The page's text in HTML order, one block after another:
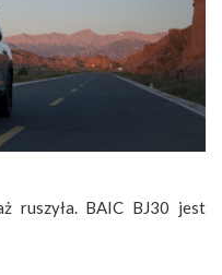
ruszyła. BAIC BJ30 jest